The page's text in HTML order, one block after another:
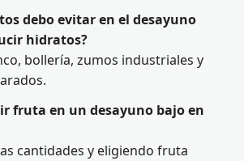
debo evitar en el desayuno
hidratos?
bollería, zumos industriales y
fruta en un desayuno bajo en
cantidades y eligiendo fruta